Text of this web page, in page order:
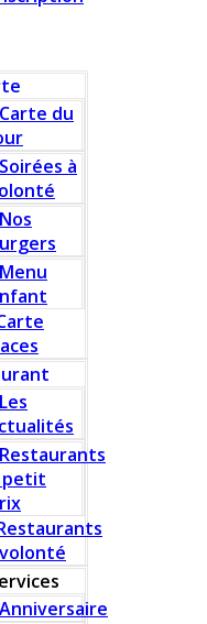
Carte du
Soirées à
Nos
Menu
Les
Restaurants
petit
Anniversaire